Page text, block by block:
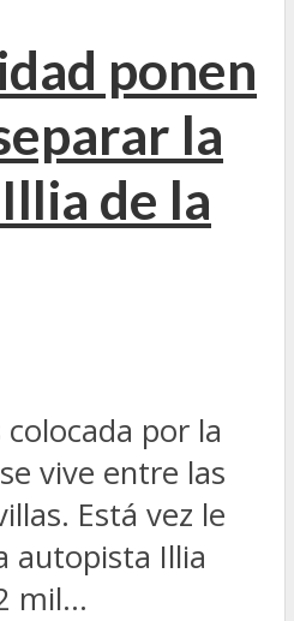
ponen
la
de la
por la
vive entre las
Está vez le
autopista Illia
mil...